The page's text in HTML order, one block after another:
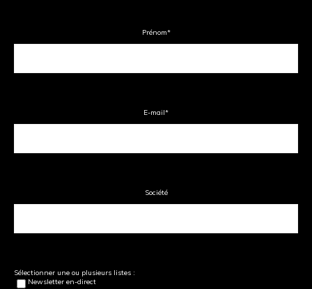
Prénom*
E-mail*
Société
Sélectionner une ou plusieurs listes :
Newsletter en-direct